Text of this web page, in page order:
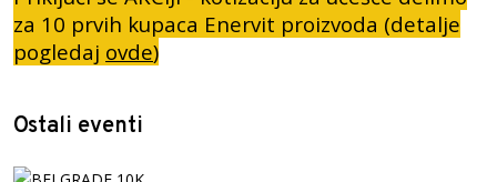
za 10 prvih kupaca Enervit proizvoda (detalje
pogledaj ovde)
Ostali eventi